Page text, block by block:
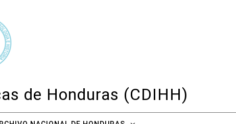
de Honduras (CDIHH)